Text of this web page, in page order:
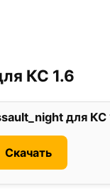
КС 1.6
для КС
Скачать